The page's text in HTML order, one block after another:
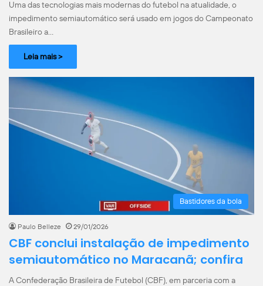
Uma das tecnologias mais modernas do futebol na atualidade, o
impedimento semiautomático será usado em jogos do Campeonato
Brasileiro a…
Leia mais >
Bastidores da bola
Paulo Belleze 29/01/2026
CBF conclui instalação de impedimento
semiautomático no Maracanã; confira
A Confederação Brasileira de Futebol (CBF), em parceria com a